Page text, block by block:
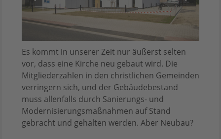
Es kommt in unserer Zeit nur äußerst selten
vor, dass eine Kirche neu gebaut wird. Die
Mitgliederzahlen in den christlichen Gemeinden
verringern sich, und der Gebäudebestand
muss allenfalls durch Sanierungs- und
Modernisierungsmaßnahmen auf Stand
gebracht und gehalten werden. Aber Neubau?